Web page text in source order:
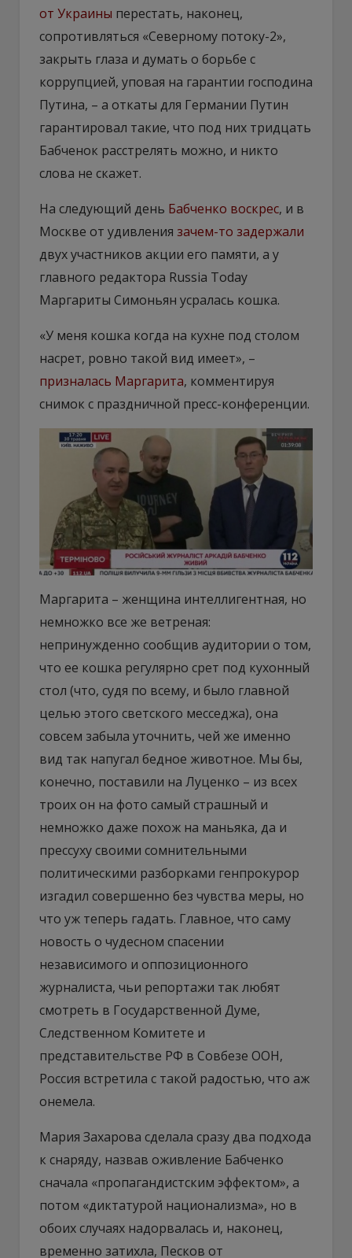
от Украины перестать, наконец,
сопротивляться «Северному потоку-2»,
закрыть глаза и думать о борьбе с
коррупцией, уповая на гарантии господина
Путина, – а откаты для Германии Путин
гарантировал такие, что под них тридцать
Бабченок расстрелять можно, и никто
слова не скажет.
На следующий день Бабченко воскрес, и в
Москве от удивления зачем-то задержали
двух участников акции его памяти, а у
главного редактора Russia Today
Маргариты Симоньян усралась кошка.
«У меня кошка когда на кухне под столом
насрет, ровно такой вид имеет», –
призналась Маргарита, комментируя
снимок с праздничной пресс-конференции.
Маргарита – женщина интеллигентная, но
немножко все же ветреная:
непринужденно сообщив аудитории о том,
что ее кошка регулярно срет под кухонный
стол (что, судя по всему, и было главной
целью этого светского месседжа), она
совсем забыла уточнить, чей же именно
вид так напугал бедное животное. Мы бы,
конечно, поставили на Луценко – из всех
троих он на фото самый страшный и
немножко даже похож на маньяка, да и
прессуху своими сомнительными
политическими разборками генпрокурор
изгадил совершенно без чувства меры, но
что уж теперь гадать. Главное, что саму
новость о чудесном спасении
независимого и оппозиционного
журналиста, чьи репортажи так любят
смотреть в Государственной Думе,
Следственном Комитете и
представительстве РФ в Совбезе ООН,
Россия встретила с такой радостью, что аж
онемела.
Мария Захарова сделала сразу два подхода
к снаряду, назвав оживление Бабченко
сначала «пропагандистским эффектом», а
потом «диктатурой национализма», но в
обоих случаях надорвалась и, наконец,
временно затихла, Песков от